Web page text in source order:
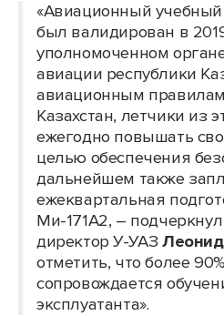
«Авиационный
был валидирован в
уполномоченном
авиации республики
авиационным
Казахстан, летчики из
ежегодно повышать
целью обеспечения
дальнейшем также
ежеквартальная
Ми-171А2, –
директор У-УАЗ
отметить, что более
сопровождается
эксплуатанта».